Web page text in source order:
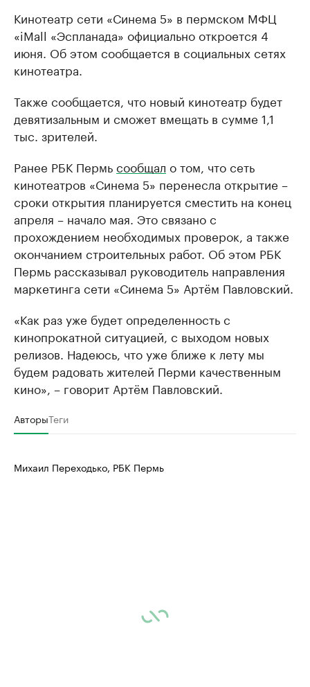
Кинотеатр сети «Синема 5» в пермском МФЦ
«iMall «Эспланада» официально откроется 4
июня. Об этом сообщается в социальных сетях
кинотеатра.
Также сообщается, что новый кинотеатр будет
девятизальным и сможет вмещать в сумме 1,1
тыс. зрителей.
Ранее РБК Пермьсообщал о том, что сеть
кинотеатров «Синема 5» перенесла открытие –
сроки открытия планируется сместить на конец
апреля – начало мая. Это связано с
прохождением необходимых проверок, а также
окончанием строительных работ. Об этом РБК
Пермь рассказывал руководитель направления
маркетинга сети «Синема 5» Артём Павловский.
«Как раз уже будет определенность с
кинопрокатной ситуацией, с выходом новых
релизов. Надеюсь, что уже ближе к лету мы
будем радовать жителей Перми качественным
кино», – говорит Артём Павловский.
АвторыТеги
Михаил Переходько, РБК Пермь